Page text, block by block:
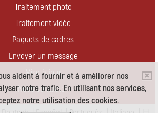
aident à fournir et à améliorer nos
notre trafic. En utilisant nos services,
notre utilisation des cookies.
Traitement photo
Traitement vidéo
Paquets de cadres
Envoyer un message
Mise à jour
Nous contacter